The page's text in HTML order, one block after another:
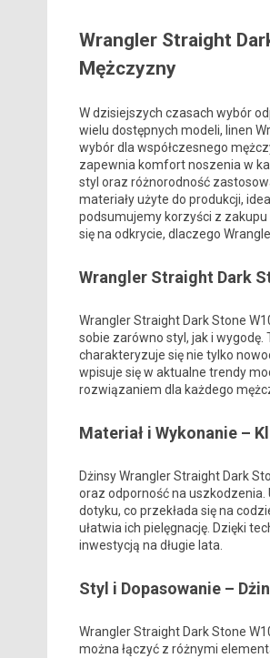
Wrangler Straight
Mężczyzny
W dzisiejszych czasach wybór
wielu dostępnych modeli, linen
wybór dla współczesnego
zapewnia komfort noszenia w
styl oraz różnorodność
materiały użyte do produkcji,
podsumujemy korzyści z zakupu
się na odkrycie, dlaczego
Wrangler Straight Dark
Wrangler Straight Dark Stone
sobie zarówno styl, jak i
charakteryzuje się nie tylko
wpisuje się w aktualne trendy
rozwiązaniem dla każdego
Materiał i Wykonanie –
Dżinsy Wrangler Straight Dark
oraz odporność na uszkodzenia.
dotyku, co przekłada się na
ułatwia ich pielęgnację. Dzięki
inwestycją na długie lata.
Styl i Dopasowanie –
Wrangler Straight Dark Stone
można łączyć z różnymi